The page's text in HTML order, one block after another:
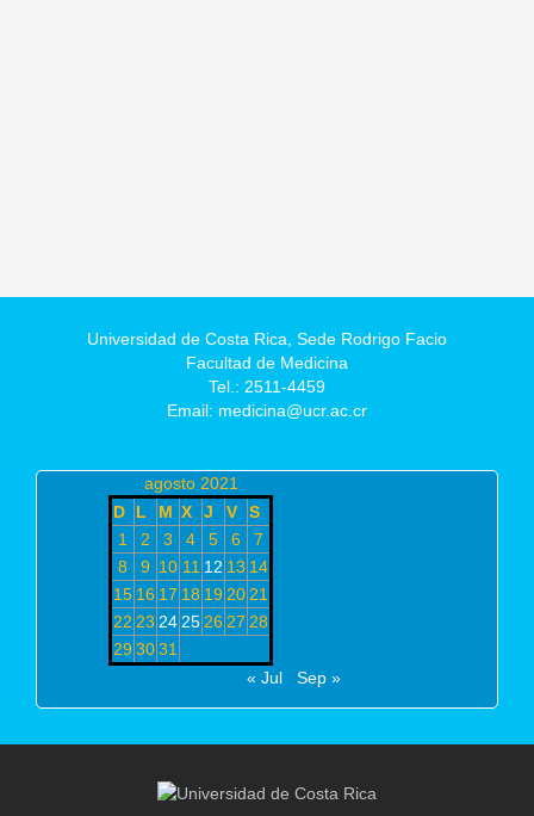
Universidad de Costa Rica, Sede Rodrigo Facio
Facultad de Medicina
Tel.: 2511-4459
Email: medicina@ucr.ac.cr
agosto 2021
D
L M X J V
S
1
2 3 4 5 6
7
8
9 10 11 12 13 14
15 16 17 18 19 20 21
22 23 24 25 26 27 28
293031
« Jul
Sep »